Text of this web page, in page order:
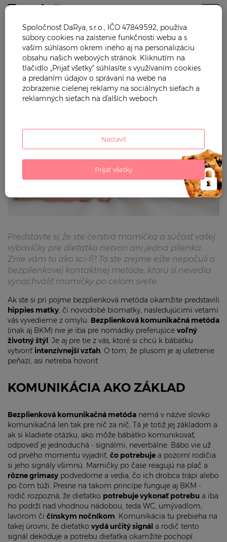
Trendy mama Blog
Bez plienky už od kolísky
29. Aug'18 ZDRAVIE,MATERSTVO,
Predstavte si, že ste čerstvá mamička a súčasť vašej
výbavičky pre dieťatko netvorí ani jedna plienka.
Znie vám to ako sci-fi? To ste zrejme ešte nepočuli o
bezplienkovej kontaktnej metóde, ktorú si nevedia
vynachváliť mamičky po celom svete.
Ak ste si pri pojme bezplienková metóda okamžite predstavili
hippies matky, či novodobé biomatky, nasledujúcimi vetami
vás vyvedieme z omylu. Bezplienková komunikačná metóda
(inak aj BKM) nie je iba pre nomádky preferujúce voľný
životný štýl. Je aj pre tie z vás, ktoré si chcú k bábätku
vytvoriť intenzívnejší vzťah. O tom, že plusom je aj ušetrenie
peňazí, asi netreba hovoriť.
KOMUNIKÁCIA AKO ZÁKLAD
Bezplienková komunikačná metóda nemá v názve slovko
komunikačná len tak pre nič za nič. Tá je totiž jej základom a
ak si kladiete otázku, ako môže bábätko komunikovať,
odpoveď je jednoduchá - signálmi, neverbálne. Bábo vie už
od prvého momentu vyjadriť, čo potrebuje a pozorní rodičia
si jeho signály všimnú. Mamičky po čase reagujú na plač a
rôzne grimasy podvedome a vedia, čo ich drobca trápi alebo
po čom túži. Presne na takom princípe funguje aj BKM -
rodič rozpozná, že dieťatko potrebuje vykonať potrebu a iba
ho podrží nad vhodnou nádobou, teda WC, umývadlom,
lavórom či čínskym nočníkom. Komunikácia tu prebieha na
takej úrovni, že dieťatko vydá určitý signál a rodič tento
signál dekóduje a potrebu dieťatka okamžite pochopí.
Spoločnosť DaRya, s.r.o., IČO 47849592, používa
súbory cookies na zaistenie funkčnosti webu a s
vaším súhlasom okrem iného aj na personalizáciu
obsahu našich webových stránok. Kliknutím na
tlačidlo „Prijať všetky“ súhlasíte s využívaním cookies
a predaním údajov o správaní na webe na
zobrazenie cielenej reklamy na sociálnych sieťach a
reklamných sieťach na ďalších weboch.
Nastaviť
Prijať všetky